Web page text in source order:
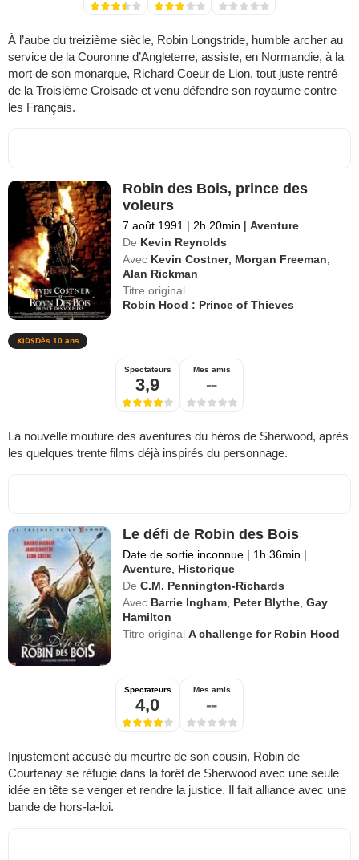
À l’aube du treizième siècle, Robin Longstride, humble archer au
service de la Couronne d’Angleterre, assiste, en Normandie, à la
mort de son monarque, Richard Coeur de Lion, tout juste rentré
de la Troisième Croisade et venu défendre son royaume contre
les Français.
Robin des Bois, prince des
voleurs
7 août 1991 | 2h 20min | Aventure
De Kevin Reynolds
Avec Kevin Costner, Morgan Freeman
Alan Rickman
Titre original
Robin Hood : Prince of Thieves
Dès 10 ans
Spectateurs
3,9
Mes amis
--
La nouvelle mouture des aventures du héros de Sherwood, après
les quelques trente films déjà inspirés du personnage.
Le défi de Robin des Bois
Date de sortie inconnue | 1h 36min |
Aventure Historique
De C.M. Pennington-Richards
Avec Barrie Ingham Peter Blythe ,Gay
Hamilton
Titre originalA challenge for Robin Hood
Spectateurs
4,0
Mes amis
--
Injustement accusé du meurtre de son cousin, Robin de
Courtenay se réfugie dans la forêt de Sherwood avec une seule
idée en tête se venger et rendre la justice. Il fait alliance avec une
bande de hors-la-loi.